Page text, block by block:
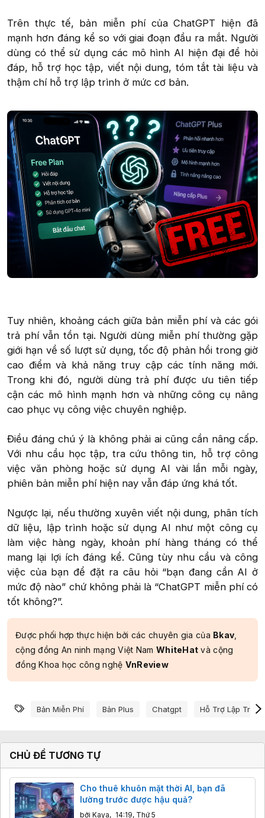
Trên thực tế, bản miễn phí của ChatGPT hiện đã
mạnh hơn đáng kể so với giai đoạn đầu ra mắt. Người
dùng có thể sử dụng các mô hình AI hiện đại để hỏi
đáp, hỗ trợ học tập, viết nội dung, tóm tắt tài liệu và
thậm chí hỗ trợ lập trình ở mức cơ bản.
Tuy nhiên, khoảng cách giữa bản miễn phí và các gói
trả phí vẫn tồn tại. Người dùng miễn phí thường gặp
giới hạn về số lượt sử dụng, tốc độ phản hồi trong giờ
cao điểm và khả năng truy cập các tính năng mới.
Trong khi đó, người dùng trả phí được ưu tiên tiếp
cận các mô hình mạnh hơn và những công cụ nâng
cao phục vụ công việc chuyên nghiệp.
Điều đáng chú ý là không phải ai cũng cần nâng cấp.
Với nhu cầu học tập, tra cứu thông tin, hỗ trợ công
việc văn phòng hoặc sử dụng AI vài lần mỗi ngày,
phiên bản miễn phí hiện nay vẫn đáp ứng khá tốt.
Ngược lại, nếu thường xuyên viết nội dung, phân tích
dữ liệu, lập trình hoặc sử dụng AI như một công cụ
làm việc hàng ngày, khoản phí hàng tháng có thể
mang lại lợi ích đáng kể. Cũng tùy nhu cầu và công
việc của bạn để đặt ra câu hỏi “bạn đang cần AI ở
mức độ nào” chứ không phải là “ChatGPT miễn phí có
tốt không?”.​
Được phối hợp thực hiện bởi các chuyên gia của Bkav
cộng đồng An ninh mạng Việt Nam WhiteHat và cộng
đồng Khoa học công nghệ VnReview
Từ khóa
Bản Miễn Phí Bản Plus Chatgpt Hỗ Trợ Lập Trình
CHỦ ĐỀ TƯƠNG TỰ
Cho thuê khuôn mặt thời AI, bạn đã
lường trước được hậu quả?
bởi Kaya, 14:19, Thứ 5